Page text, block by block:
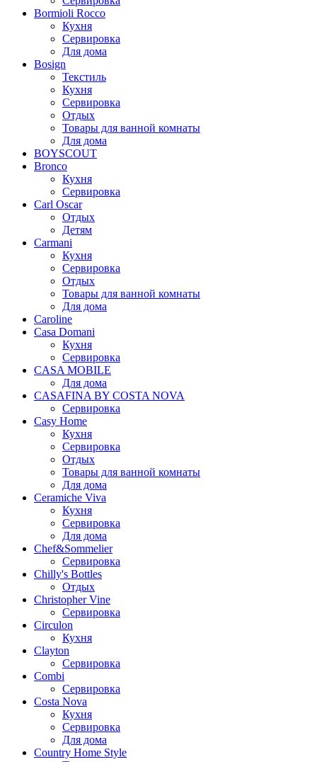
Bormioli Rocco
Кухня
Сервировка
Для дома
Bosign
Текстиль
Кухня
Сервировка
Отдых
Товары для ванной комнаты
Для дома
BOYSCOUT
Bronco
Кухня
Сервировка
Carl Oscar
Отдых
Детям
Carmani
Кухня
Сервировка
Отдых
Товары для ванной комнаты
Для дома
Caroline
Casa Domani
Кухня
Сервировка
CASA MOBILE
Для дома
CASAFINA BY COSTA NOVA
Сервировка
Casy Home
Кухня
Сервировка
Отдых
Товары для ванной комнаты
Для дома
Ceramiche Viva
Кухня
Сервировка
Для дома
Chef&Sommelier
Сервировка
Chilly's Bottles
Отдых
Christopher Vine
Сервировка
Circulon
Кухня
Clayton
Сервировка
Combi
Сервировка
Costa Nova
Кухня
Сервировка
Для дома
Country Home Style